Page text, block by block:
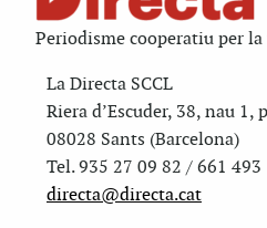
Periodisme cooperatiu per
La Directa SCCL
Riera d’Escuder, 38, nau 1,
08028 Sants (Barcelona)
Tel. 935 27 09 82 / 661 493
directa@directa.cat